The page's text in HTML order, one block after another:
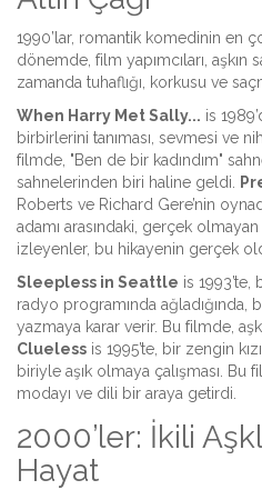
1990’lar, romantik komedinin en
dönemde, film yapımcıları,
zamanda tuhaflığı, korkusu ve
When Harry Met Sally... is
birbirlerini tanıması, sevmesi ve
filmde, "Ben de bir kadındım"
sahnelerinden biri haline geldi.
Roberts ve Richard Gere’nin
adamı arasındaki, gerçek
izleyenler, bu hikayenin gerçek
Sleepless in Seattle is
radyo programında ağladığında,
yazmaya karar verir. Bu filmde,
Clueless is 1995’te, bir zengin
biriyle aşık olmaya çalışması . Bu
modayı ve dili bir araya getirdi.
2000’ler: İkili
Hayat